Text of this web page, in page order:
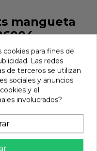
mangueta
- SW250326004
Ref: SW250326004
para fines de
Las redes
de terceros se utilizan
sociales y anuncios
y el
involucrados?